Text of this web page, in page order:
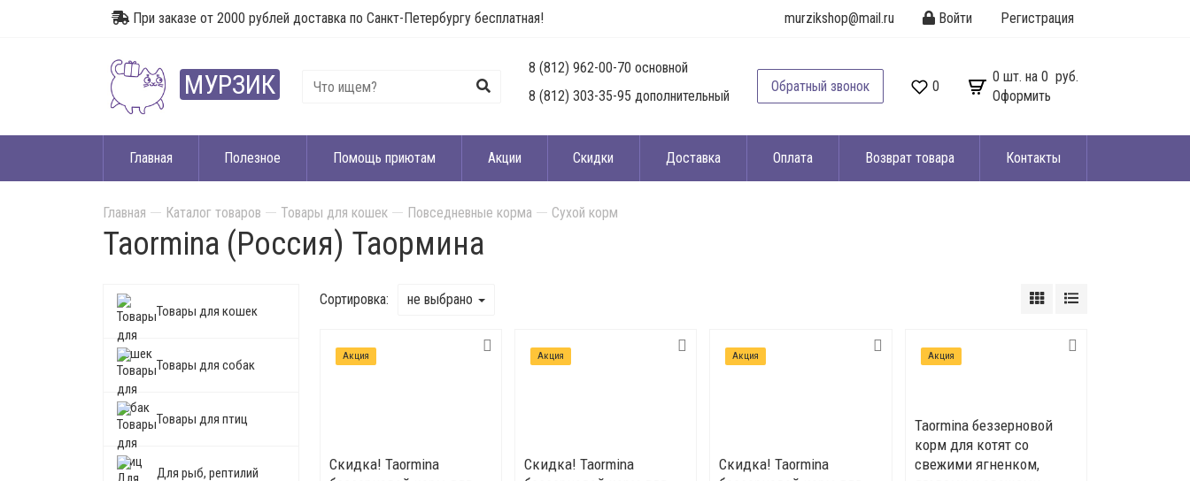
При заказе от 2000 рублей доставка по Санкт-Петербургу бесплатная! murzikshop@mail.ru Войти Регистрация
МУРЗИК
8 (812) 962-00-70 основной
8 (812) 303-35-95 дополнительный
Обратный звонок 0
0 шт. на 0 руб.
Оформить
Главная Полезное Помощь приютам Акции Скидки Доставка Оплата Возврат товара Контакты
Главная Каталог товаров Товары для кошек Повседневные корма Сухой корм
Taormina (Россия) Таормина
Товары для кошек
Товары для собак
Товары для птиц
Для рыб, рептилий
Сортировка: не выбрано
Акция
Скидка! Taormina
Акция
Скидка! Taormina
Акция
Скидка! Taormina
Акция
Taormina беззерновой
корм для котят cо
свежими ягненком,